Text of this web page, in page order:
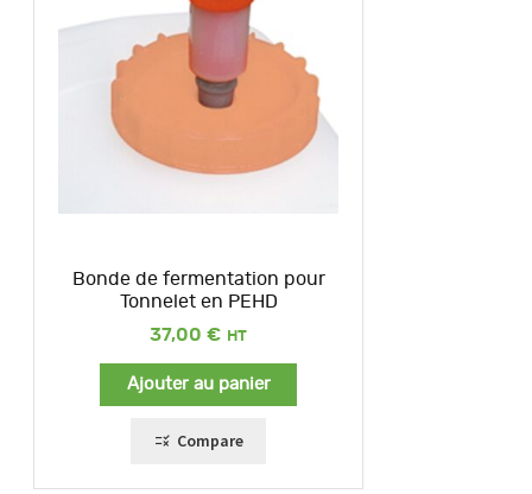
Bonde de fermentation pour
Tonnelet en PEHD
37,00 €
Ajouter au panier
Compare